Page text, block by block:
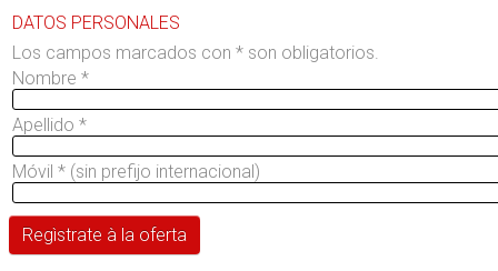
DATOS PERSONALES
Los campos marcados con * son obligatorios.
Nombre *
Apellido *
Móvil * (sin prefijo internacional)
Regìstrate à la oferta